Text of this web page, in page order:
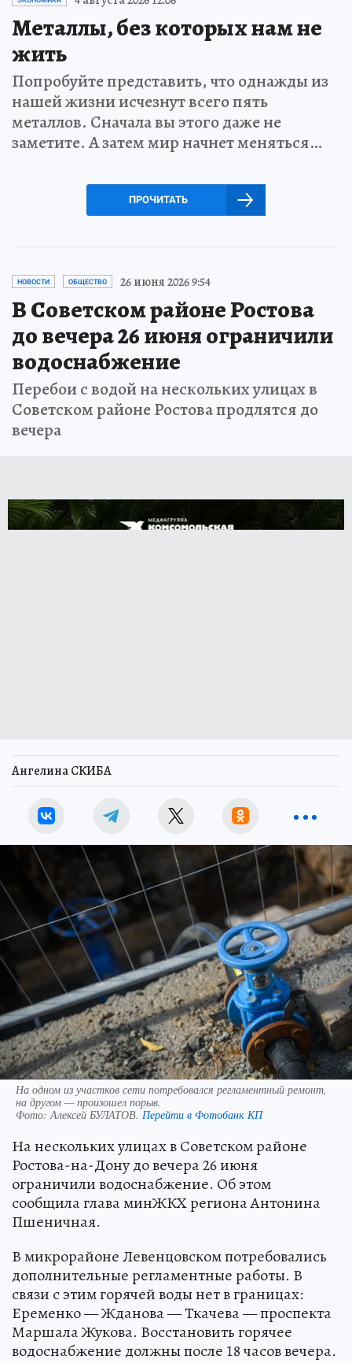
Металлы, без которых нам не
жить
Попробуйте представить, что однажды из
нашей жизни исчезнут всего пять
металлов. Сначала вы этого даже не
заметите. А затем мир начнет меняться…
ПРОЧИТАТЬ
НОВОСТИ ОБЩЕСТВО 26 июня 2026 9:54
В Советском районе Ростова
до вечера 26 июня ограничили
водоснабжение
Перебои с водой на нескольких улицах в
Советском районе Ростова продлятся до
вечера
Ангелина СКИБА
На одном из участков сети потребовался регламентный ремонт,
на другом — произошел порыв.
Фото:Алексей БУЛАТОВ. Перейти в Фотобанк КП
На нескольких улицах в Советском районе
Ростова-на-Дону до вечера 26 июня
ограничили водоснабжение. Об этом
сообщила глава минЖКХ региона Антонина
Пшеничная.
В микрорайоне Левенцовском потребовались
дополнительные регламентные работы. В
связи с этим горячей воды нет в границах:
Еременко — Жданова — Ткачева — проспекта
Маршала Жукова. Восстановить горячее
водоснабжение должны после 18 часов вечера.